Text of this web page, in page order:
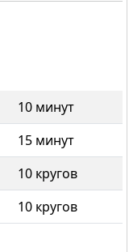
10 минут
15 минут
10 кругов
10 кругов